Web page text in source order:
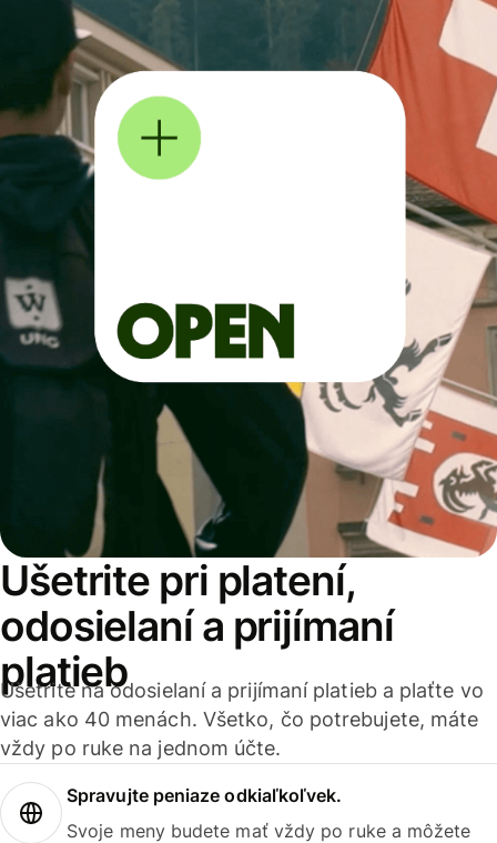
Ušetrite pri platení,
odosielaní a prijímaní
platieb
Ušetrite na odosielaní a prijímaní platieb a plaťte vo
viac ako 40 menách. Všetko, čo potrebujete, máte
vždy po ruke na jednom účte.
Spravujte peniaze odkiaľkoľvek.
Svoje meny budete mať vždy po ruke a môžete